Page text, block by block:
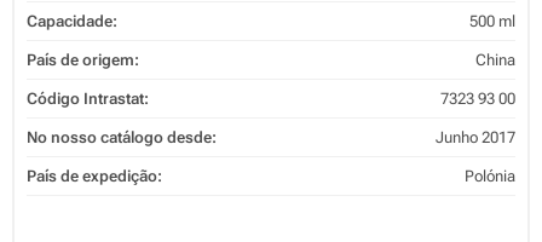
Capacidade: 500 ml
País de origem: China
Código Intrastat: 7323 93 00
No nosso catálogo desde: Junho 2017
País de expedição: Polónia